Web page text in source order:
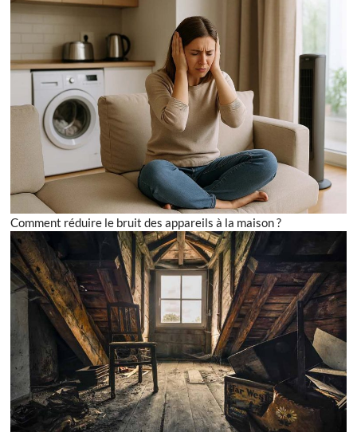
Comment réduire le bruit des appareils à la maison ?